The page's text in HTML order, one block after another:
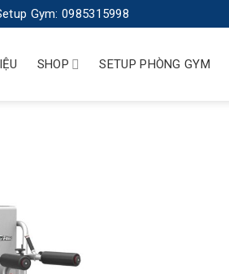
Gym: 0985315998
SHOP SETUP PHÒNG GYM